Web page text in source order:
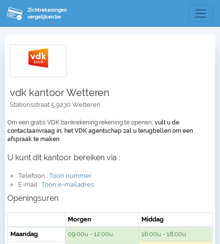
Zichtrekeningen
vergelijken.be
vdk kantoor Wetteren
Stationsstraat 5 9230 Wetteren
Om een gratis VDK bankrekening rekening te openen, vult u de
contactaanvraag in, het VDK agentschap zal u terugbellen om een
afspraak te maken.
U kunt dit kantoor bereiken via :
Telefoon : Toon nummer
E-mail : Toon e-mailadres
Openingsuren
Morgen
Middag
Maandag
09:00u - 12:00u
16:00u - 18:00u